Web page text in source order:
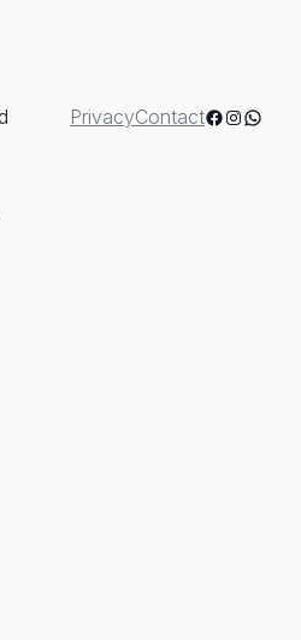
PrivacyContactFacebook